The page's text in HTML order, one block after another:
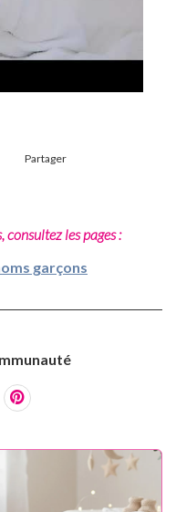
Partager
consultez les pages :
garçons